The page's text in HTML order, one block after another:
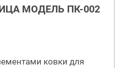
МОДЕЛЬ ПК-002
ковки для